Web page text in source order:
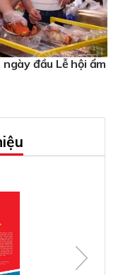
đầu Lễ hội ẩm